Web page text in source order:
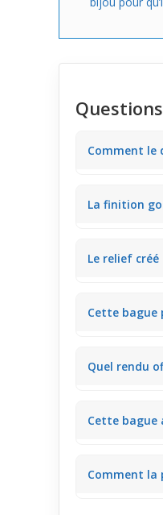
Comment le
pas
La finition
rendu
Le relief
garantissant
Cette bague
sans que la
Quel rendu
de couleurs
Cette bague
pas et reste
Comment la